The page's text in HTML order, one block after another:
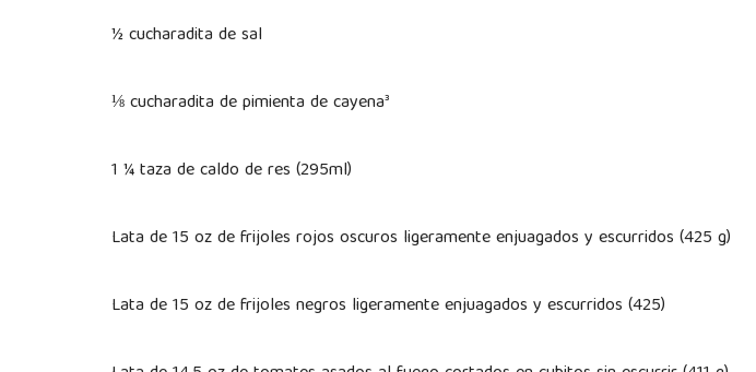
½ cucharadita de sal
⅛ cucharadita de pimienta de cayena³
1 ¼ taza de caldo de res (295ml)
Lata de 15 oz de frijoles rojos oscuros ligeramente enjuagados y escurridos (425 g)
Lata de 15 oz de frijoles negros ligeramente enjuagados y escurridos (425)